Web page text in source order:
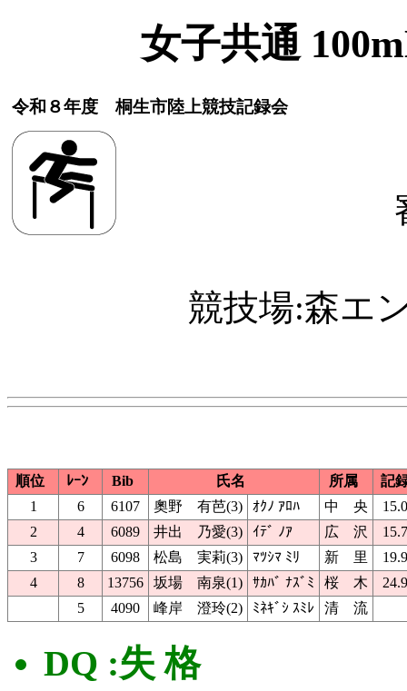
女子共通
令和８年度 桐生市陸上競技記録会
競技場:森エ
順位 ﾚｰﾝ Bib 氏名 所属
記
1
6 6107 奧野 有芭(3) ｵｸﾉ ｱﾛﾊ 中 央
2
4 6089 井出 乃愛(3) ｲﾃﾞ ﾉｱ 広 沢
3
7 6098 松島 実莉(3) ﾏﾂｼﾏ ﾐﾘ 新 里
4
8 13756 坂場 南泉(1) ｻｶﾊﾞ ﾅｽﾞﾐ 桜 木
5
4090 峰岸 澄玲(2) ﾐﾈｷﾞｼ ｽﾐﾚ 清 流
DQ :失 格